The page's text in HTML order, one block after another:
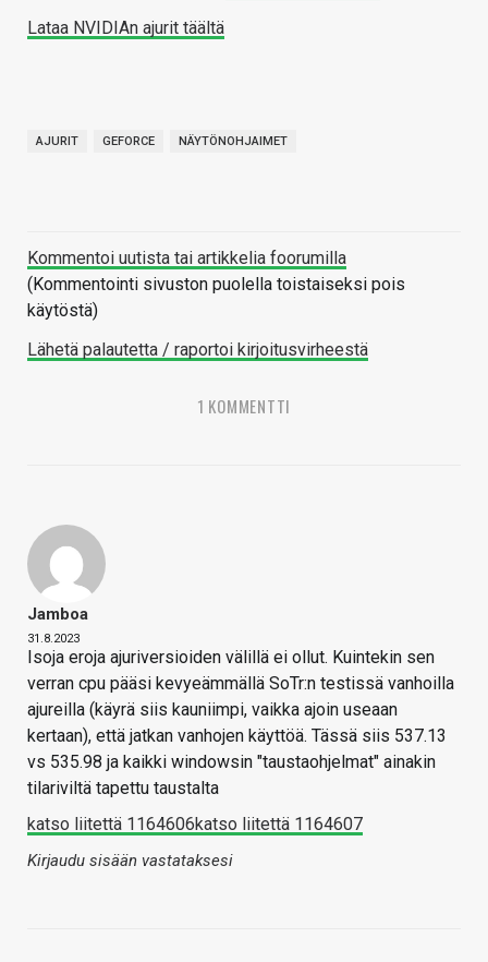
Lataa NVIDIAn ajurit täältä
AJURIT GEFORCE NÄYTÖNOHJAIMET
Kommentoi uutista tai artikkelia foorumilla
(Kommentointi sivuston puolella toistaiseksi pois
käytöstä)
Lähetä palautetta / raportoi kirjoitusvirheestä
1 KOMMENTTI
Jamboa
31.8.2023
Isoja eroja ajuriversioiden välillä ei ollut. Kuintekin sen
verran cpu pääsi kevyeämmällä SoTr:n testissä vanhoilla
ajureilla (käyrä siis kauniimpi, vaikka ajoin useaan
kertaan), että jatkan vanhojen käyttöä. Tässä siis 537.13
vs 535.98 ja kaikki windowsin "taustaohjelmat" ainakin
tilariviltä tapettu taustalta
katso liitettä 1164606katso liitettä 1164607
Kirjaudu sisään vastataksesi